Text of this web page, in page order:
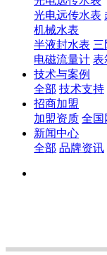
光电远传水表
机械水表
半液封水表 三
电磁流量计 表
技术与案例
全部 技术支持
招商加盟
加盟资质 全国
新闻中心
全部 品牌资讯